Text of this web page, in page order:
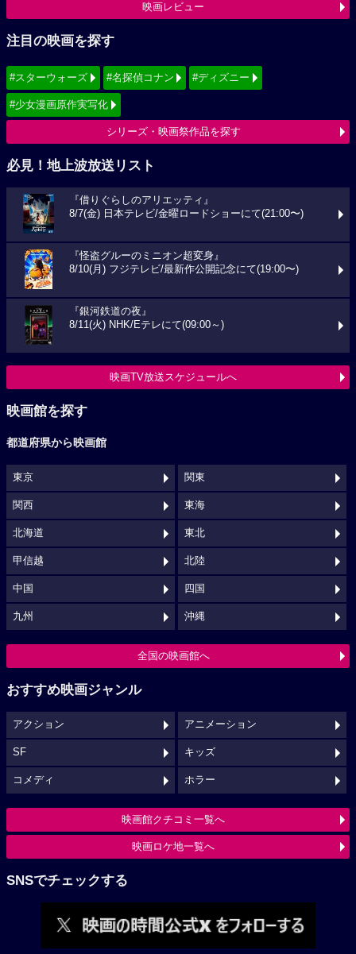
映画レビュー
注目の映画を探す
#スターウォーズ #名探偵コナン #ディズニー
#少女漫画原作実写化
シリーズ・映画祭作品を探す
必見！地上波放送リスト
『借りぐらしのアリエッティ』
8/7(金) 日本テレビ/金曜ロードショーにて(21:00〜)
『怪盗グルーのミニオン超変身』
8/10(月) フジテレビ/最新作公開記念にて(19:00〜)
『銀河鉄道の夜』
8/11(火) NHK/Eテレにて(09:00～)
映画TV放送スケジュールへ
映画館を探す
都道府県から映画館
東京 関東
関西 東海
北海道 東北
甲信越 北陸
中国 四国
九州 沖縄
全国の映画館へ
おすすめ映画ジャンル
アクション アニメーション
SF キッズ
コメディ ホラー
映画館クチコミ一覧へ
映画ロケ地一覧へ
SNSでチェックする